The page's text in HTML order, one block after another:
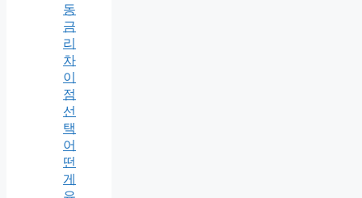
동
금
리
차
이
점
선
택
어
떤
게